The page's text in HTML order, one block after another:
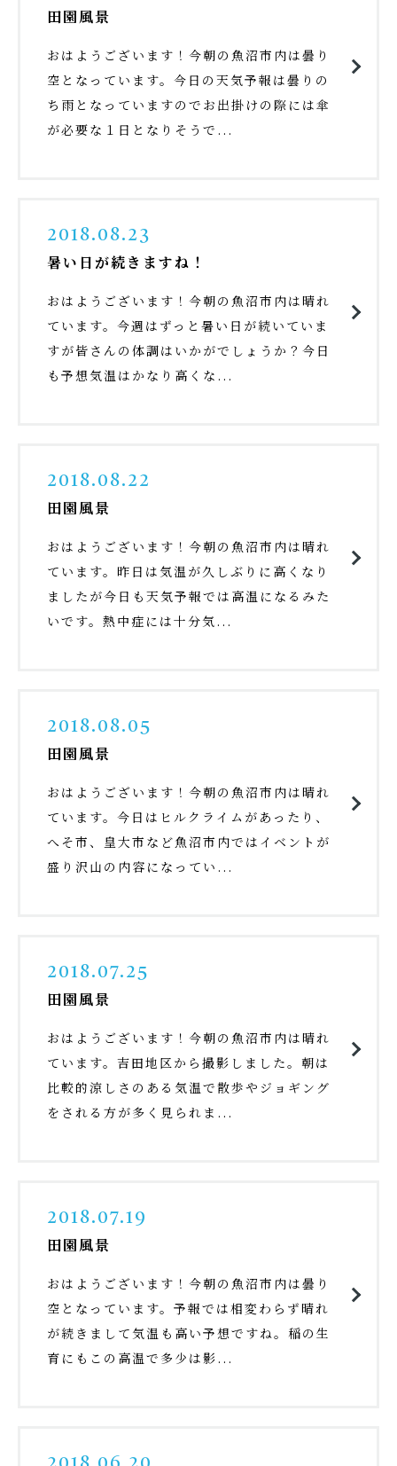
田園風景
おはようございます！今朝の魚沼市内は曇り
空となっています。今日の天気予報は曇りの
ち雨となっていますのでお出掛けの際には傘
が必要な１日となりそうで...
2018.08.23
暑い日が続きますね！
おはようございます！今朝の魚沼市内は晴れ
ています。今週はずっと暑い日が続いていま
すが皆さんの体調はいかがでしょうか？今日
も予想気温はかなり高くな...
2018.08.22
田園風景
おはようございます！今朝の魚沼市内は晴れ
ています。昨日は気温が久しぶりに高くなり
ましたが今日も天気予報では高温になるみた
いです。熱中症には十分気...
2018.08.05
田園風景
おはようございます！今朝の魚沼市内は晴れ
ています。今日はヒルクライムがあったり、
へそ市、皇大市など魚沼市内ではイベントが
盛り沢山の内容になってい...
2018.07.25
田園風景
おはようございます！今朝の魚沼市内は晴れ
ています。吉田地区から撮影しました。朝は
比較的涼しさのある気温で散歩やジョギング
をされる方が多く見られま...
2018.07.19
田園風景
おはようございます！今朝の魚沼市内は曇り
空となっています。予報では相変わらず晴れ
が続きまして気温も高い予想ですね。稲の生
育にもこの高温で多少は影...